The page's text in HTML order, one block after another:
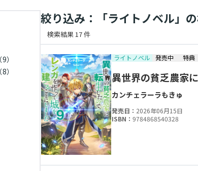
）
）
絞り込み：「ライトノベル」
検索結果 17 件
ライトノベル 発売中 特典
異世界の貧乏農家
カンチェラーラもきゅ
発売日： 2026年06月15日
ISBN： 9784868540328